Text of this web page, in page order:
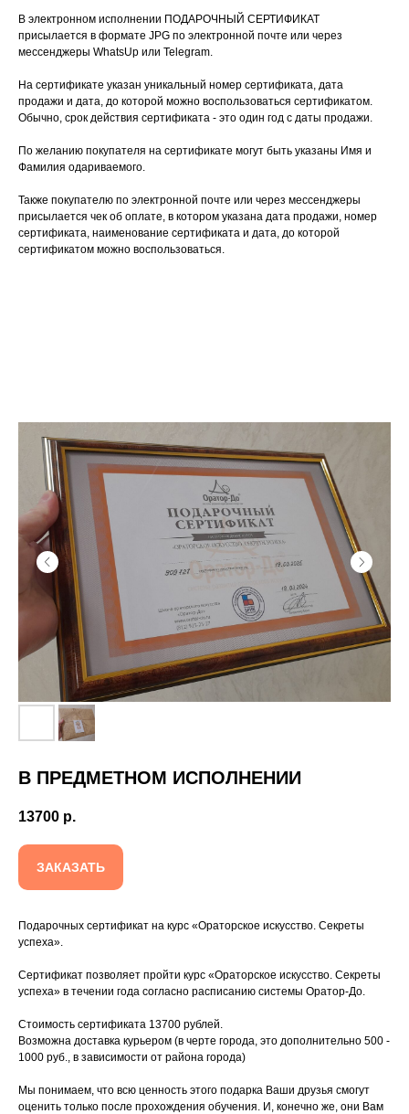
В электронном исполнении ПОДАРОЧНЫЙ СЕРТИФИКАТ
присылается в формате JPG по электронной почте или через
мессенджеры WhatsUp или Telegram.
На сертификате указан уникальный номер сертификата, дата
продажи и дата, до которой можно воспользоваться сертификатом.
Обычно, срок действия сертификата - это один год с даты продажи.
По желанию покупателя на сертификате могут быть указаны Имя и
Фамилия одариваемого.
Также покупателю по электронной почте или через мессенджеры
присылается чек об оплате, в котором указана дата продажи, номер
сертификата, наименование сертификата и дата, до которой
сертификатом можно воспользоваться.
В ПРЕДМЕТНОМ ИСПОЛНЕНИИ
13700 р.
ЗАКАЗАТЬ
Подарочных сертификат на курс «Ораторское искусство. Секреты
успеха».
Сертификат позволяет пройти курс «Ораторское искусство. Секреты
успеха» в течении года согласно расписанию системы Оратор-До.
Стоимость сертификата 13700 рублей.
Возможна доставка курьером (в черте города, это дополнительно 500 -
1000 руб., в зависимости от района города)
Мы понимаем, что всю ценность этого подарка Ваши друзья смогут
оценить только после прохождения обучения. И, конечно же, они Вам